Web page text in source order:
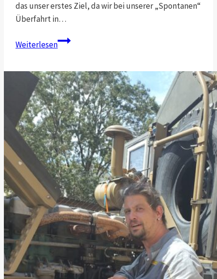
das unser erstes Ziel, da wir bei unserer „Spontanen“
Überfahrt in…
WeiterlesenTétouan,
in
Marokko